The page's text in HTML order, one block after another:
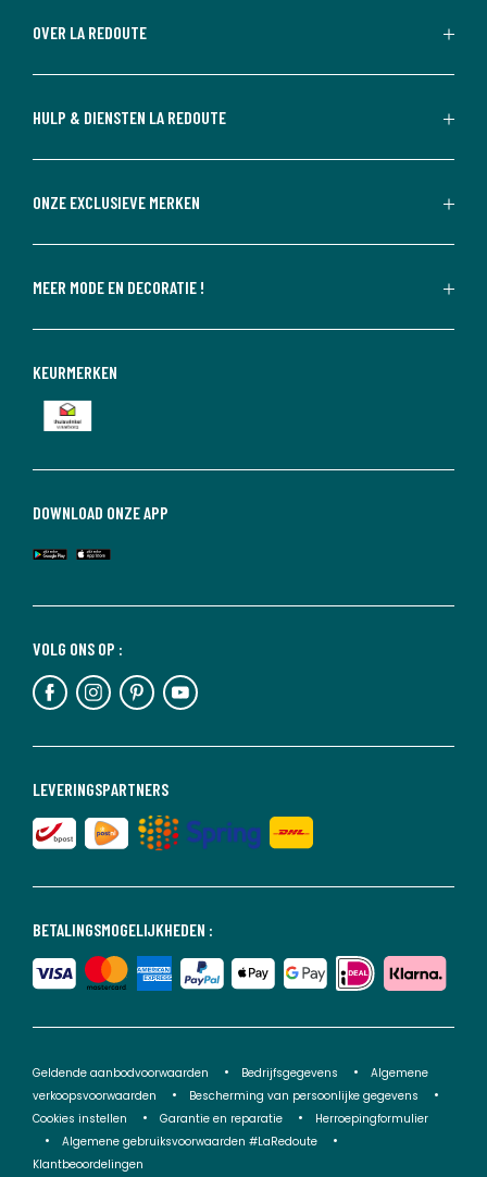
OVER LA REDOUTE
HULP & DIENSTEN LA REDOUTE
ONZE EXCLUSIEVE MERKEN
MEER MODE EN DECORATIE !
BETALINGSMOGELIJKHEDEN :
LEVERINGSPARTNERS
VOLG ONS OP :
DOWNLOAD ONZE APP
KEURMERKEN
Geldende aanbodvoorwaarden Bedrijfsgegevens
Algemene
verkoopsvoorwaarden
Bescherming van persoonlijke gegevens
Cookies instellen
Garantie en reparatie
Herroepingformulier
Algemene gebruiksvoorwaarden #LaRedoute
Klantbeoordelingen